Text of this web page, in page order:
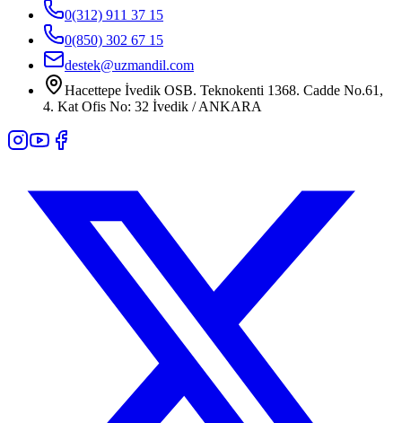
0(312) 911 37 15
0(850) 302 67 15
destek@uzmandil.com
Hacettepe İvedik OSB. Teknokenti 1368. Cadde No.61,
4. Kat Ofis No: 32 İvedik / ANKARA